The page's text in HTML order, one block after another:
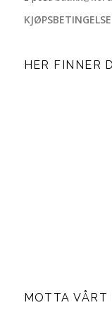
HER FINNER
MOTTA VÅRT